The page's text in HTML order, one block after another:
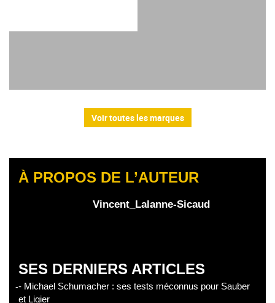
Voir toutes les marques
À PROPOS DE L’AUTEUR
Vincent_Lalanne-Sicaud
SES DERNIERS ARTICLES
- Michael Schumacher : ses tests méconnus pour Sauber
et Ligier